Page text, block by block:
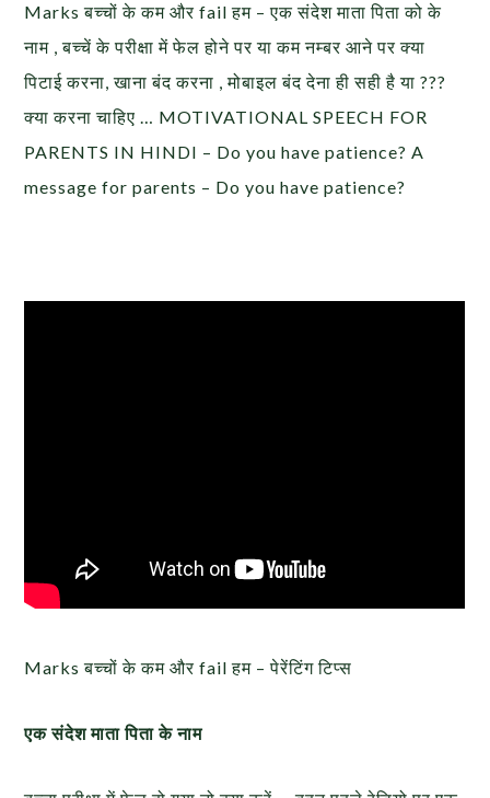
Marks बच्चों के कम और fail हम – एक संदेश माता पिता को के
नाम , बच्चें के परीक्षा में फेल होने पर या कम नम्बर आने पर क्या
पिटाई करना, खाना बंद करना , मोबाइल बंद देना ही सही है या ???
क्या करना चाहिए … MOTIVATIONAL SPEECH FOR
PARENTS IN HINDI – Do you have patience? A
message for parents – Do you have patience?
Marks बच्चों के कम और fail हम – पेरेंटिंग टिप्स
एक संदेश माता पिता के नाम